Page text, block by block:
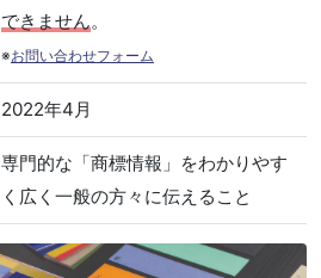
できません。
※お問い合わせフォーム
2022年4月
専門的な「商標情報」をわかりやす
く広く一般の方々に伝えること